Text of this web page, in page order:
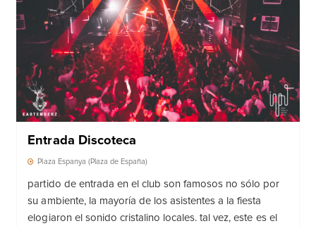
Entrada Discoteca
Plaza Espanya (Plaza de España)
partido de entrada en el club son famosos no sólo por
su ambiente, la mayoría de los asistentes a la fiesta
elogiaron el sonido cristalino locales. tal vez, este es el